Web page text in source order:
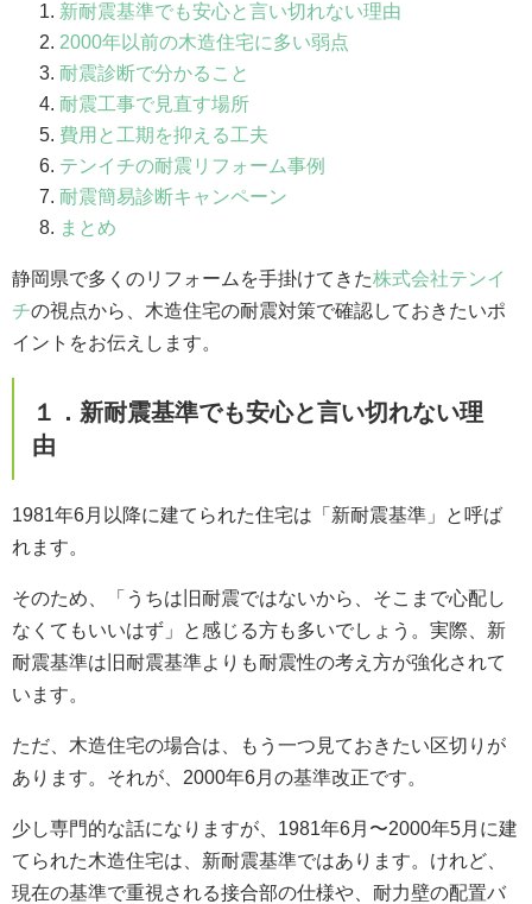
新耐震基準でも安心と言い切れない理由
2000年以前の木造住宅に多い弱点
耐震診断で分かること
耐震工事で見直す場所
費用と工期を抑える工夫
テンイチの耐震リフォーム事例
耐震簡易診断キャンペーン
まとめ
静岡県で多くのリフォームを手掛けてきた株式会社テンイ
チの視点から、木造住宅の耐震対策で確認しておきたいポ
イントをお伝えします。
１．新耐震基準でも安心と言い切れない理
由
1981年6月以降に建てられた住宅は「新耐震基準」と呼ば
れます。
そのため、「うちは旧耐震ではないから、そこまで心配し
なくてもいいはず」と感じる方も多いでしょう。実際、新
耐震基準は旧耐震基準よりも耐震性の考え方が強化されて
います。
ただ、木造住宅の場合は、もう一つ見ておきたい区切りが
あります。それが、2000年6月の基準改正です。
少し専門的な話になりますが、1981年6月〜2000年5月に建
てられた木造住宅は、新耐震基準ではあります。けれど、
現在の基準で重視される接合部の仕様や、耐力壁の配置バ